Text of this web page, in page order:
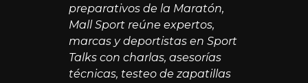
preparativos de la Maratón,
Mall Sport reúne expertos,
marcas y deportistas en Sport
Talks con charlas, asesorías
técnicas, testeo de zapatillas